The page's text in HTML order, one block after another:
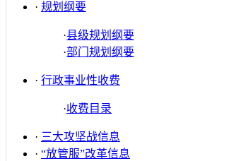
· 规划纲要
·县级规划纲要
·部门规划纲要
· 行政事业性收费
·收费目录
· 三大攻坚战信息
· “放管服”改革信息